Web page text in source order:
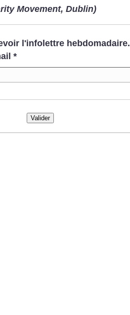
Movement, Dublin)
l'infolettre hebdomadaire.
*
Valider